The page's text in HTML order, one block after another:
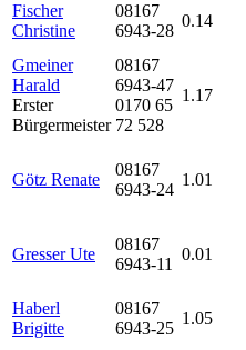
Fischer
Christine
08167
6943-28
0.14
Gmeiner
Harald
Erster
Bürgermeister
08167
6943-47
0170 65
72 528
1.17
Götz Renate
08167
6943-24
1.01
Gresser Ute
08167
6943-11
0.01
Haberl
Brigitte
08167
6943-25
1.05